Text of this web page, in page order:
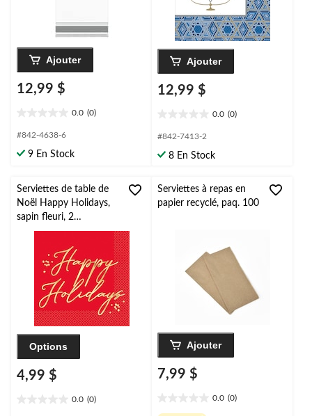
Ajouter
12,99 $
0.0 (0)
étoile(s)
5.
#842-4638-6
9 En Stock
Ajouter
12,99 $
0.0 (0)
étoile(s)
5.
#842-7413-2
8 En Stock
Serviettes de table de
Noël Happy Holidays,
sapin fleuri, 2
épaisseurs, paq. 16
Options
4,99 $
0.0 (0)
Serviettes à repas en
papier recyclé, paq. 100
Ajouter
7,99 $
0.0 (0)